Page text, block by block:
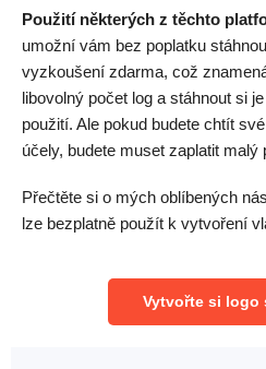
Použití některých z těchto
umožní vám bez poplatku
vyzkoušení zdarma, což
libovolný počet log a stáhnout si
použití. Ale pokud budete chtít
účely, budete muset zaplatit malý
Přečtěte si o mých oblíbených
lze bezplatně použít k vytvoření
Vytvořte si logo